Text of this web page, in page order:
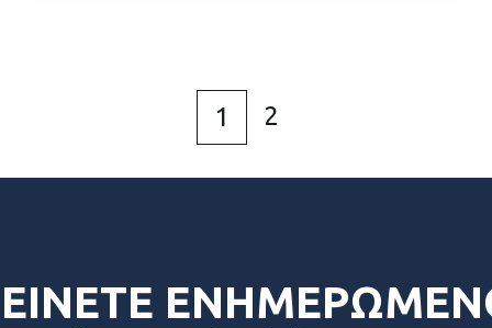
1 2